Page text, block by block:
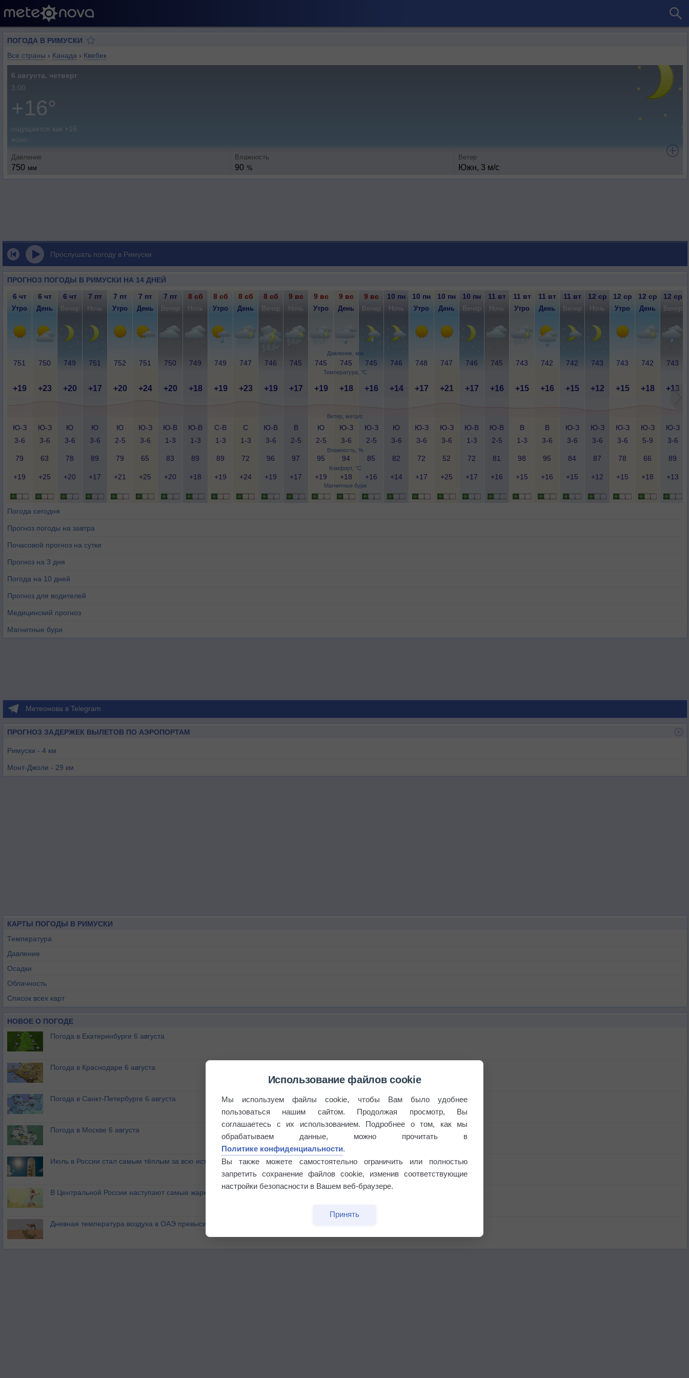
ПОГОДА В РИМУСКИ
Все страны › Канада › Квебек
6 августа, четверг
3:00
+16°
ощущается как +16
ясно
Давление
750 мм
Влажность
90 %
Ветер
Южн, 3 м/с
Прослушать погоду в Римуски
ПРОГНОЗ ПОГОДЫ В РИМУСКИ НА 14 ДНЕЙ
Давление, мм
Температура, °C
Ветер, метр/с
Влажность, %
Комфорт, °C
Магнитные бури
6 чт 6 чт 6 чт 7 пт 7 пт 7 пт 7 пт 8 сб 8 сб 8 сб 8 сб 9 вс 9 вс 9 вс 9 вс 10 пн 10 пн 10 пн 10 пн 11 вт 11 вт 11 вт 11 вт 12 ср 12 ср 12 ср 12 ср
Утро День Вечер Ночь Утро День Вечер Ночь Утро День Вечер Ночь Утро День Вечер Ночь Утро День Вечер Ночь Утро День Вечер Ночь Утро День Вечер
751 750 749 751 752 751 750 749 749 747 746 745 745 745 745 746 748 747 746 745 743 742 742 743 743 742 743
+19 +23 +20 +17 +20 +24 +20 +18 +19 +23 +19 +17 +19 +18 +16 +14 +17 +21 +17 +16 +15 +16 +15 +12 +15 +18 +13
Ю-З
3-6
Ю-З
3-6
Ю
3-6
Ю
3-6
Ю
2-5
Ю-З
3-6
Ю-В
1-3
Ю-В
1-3
С-В
1-3
С
1-3
Ю-В
3-6
В
2-5
Ю
2-5
Ю-З
3-6
Ю-З
2-5
Ю
3-6
Ю-З
3-6
Ю-З
3-6
Ю-В
1-3
Ю-В
2-5
В
1-3
В
3-6
Ю-З
3-6
Ю-З
3-6
Ю-З
3-6
Ю-З
5-9
Ю-З
3-6
79 63 78 89 79 65 83 89 89 72 96 97 95 94 85 82 72 52 72 81 98 95 84 87 78 66 89
+19 +25 +20 +17 +21 +25 +20 +18 +19 +24 +19 +17 +19 +18 +16 +14 +17 +25 +17 +16 +15 +16 +15 +12 +15 +18 +13
Погода сегодня
Прогноз погоды на завтра
Почасовой прогноз на сутки
Прогноз на 3 дня
Погода на 10 дней
Прогноз для водителей
Медицинский прогноз
Магнитные бури
Метеонова в Telegram
ПРОГНОЗ ЗАДЕРЖЕК ВЫЛЕТОВ ПО АЭРОПОРТАМ
Римуски - 4 км
Монт-Джоли - 29 км
КАРТЫ ПОГОДЫ В РИМУСКИ
Температура
Давление
Осадки
Облачность
Список всех карт
НОВОЕ О ПОГОДЕ
Погода в Екатеринбурге 6 августа
Погода в Краснодаре 6 августа
Погода в Санкт-Петербурге 6 августа
Погода в Москве 6 августа
Июль в России стал самым тёплым за всю историю
В Центральной России наступают самые жаркие дни этого лета
Дневная температура воздуха в ОАЭ превысила +51°
Использование файлов cookie
Мы используем файлы cookie, чтобы Вам было удобнее
пользоваться нашим сайтом. Продолжая просмотр, Вы
соглашаетесь с их использованием. Подробнее о том, как мы
обрабатываем данные, можно прочитать в
Политике конфиденциальности.
Вы также можете самостоятельно ограничить или полностью
запретить сохранение файлов cookie, изменив соответствующие
настройки безопасности в Вашем веб-браузере.
Принять